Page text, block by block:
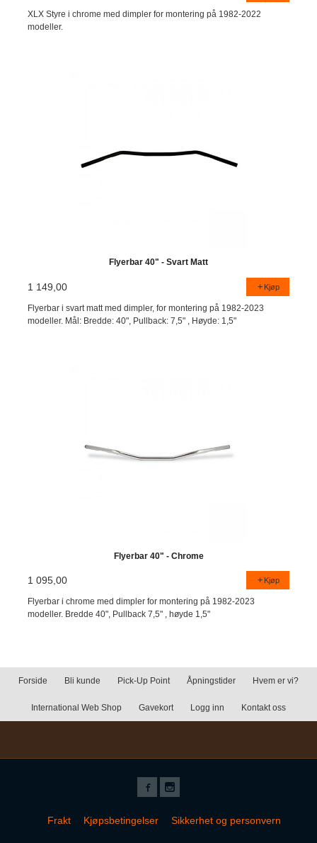
XLX Styre i chrome med dimpler for montering på 1982-2022
modeller.
Flyerbar 40" - Svart Matt
1 149,00 Kjøp
Flyerbar i svart matt med dimpler, for montering på 1982-2023
modeller. Mål: Bredde: 40", Pullback: 7,5" , Høyde: 1,5"
Flyerbar 40" - Chrome
1 095,00 Kjøp
Flyerbar i chrome med dimpler for montering på 1982-2023
modeller. Bredde 40", Pullback 7,5" , høyde 1,5"
Forside Bli kunde Pick-Up Point Åpningstider Hvem er vi?
International Web Shop Gavekort Logg inn Kontakt oss
Frakt Kjøpsbetingelser Sikkerhet og personvern